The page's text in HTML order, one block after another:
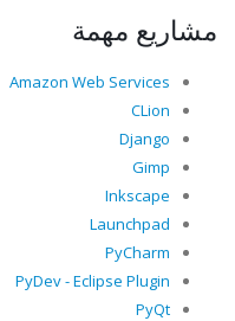
مشاريع مهمة
Amazon Web Services
CLion
Django
Gimp
Inkscape
Launchpad
PyCharm
PyDev - Eclipse Plugin
PyQt